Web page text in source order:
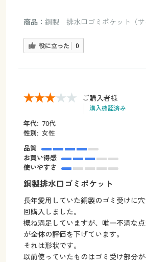
商品： 銅製 排水口ゴミポケット（サ
役に立った 0
ご購入者様
購入確認済み
年代: 70代
性別: 女性
品質
お買い得感
使いやすさ
銅製排水口ゴミポケット
長年愛用していた銅製のゴミ受けに
回購入しました。
概ね満足していますが、唯一不満な
が全体の評価を下げています。
それは形状です。
以前使っていたものはゴミ受け部分